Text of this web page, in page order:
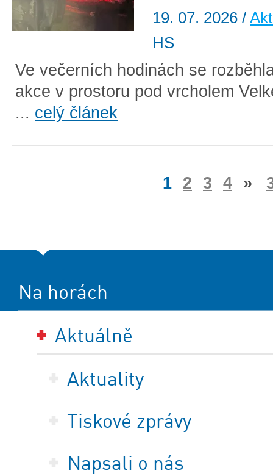
19. 07. 2026 /
HS
Ve večerních hodinách se
akce v prostoru pod vrcholem
... celý článek
1 2 3 4 »
Na horách
Aktuálně
Aktuality
Tiskové zprávy
Napsali o nás